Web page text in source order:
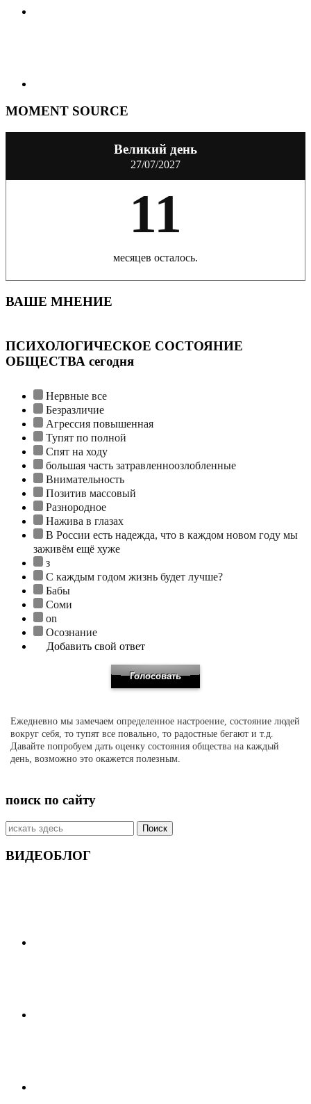
MOMENT SOURCE
Великий день
27/07/2027
11
месяцев осталось.
ВАШЕ МНЕНИЕ
ПСИХОЛОГИЧЕСКОЕ СОСТОЯНИЕ
ОБЩЕСТВА сегодня
Нервные все
Безразличие
Агрессия повышенная
Тупят по полной
Спят на ходу
большая часть затравленноозлобленные
Внимательность
Позитив массовый
Разнородное
Нажива в глазах
В России есть надежда, что в каждом новом году мы
заживём ещё хуже
з
С каждым годом жизнь будет лучше?
Бабы
Соми
on
Осознание
Добавить свой ответ
Ежедневно мы замечаем определенное настроение, состояние людей
вокруг себя, то тупят все повально, то радостные бегают и т.д.
Давайте попробуем дать оценку состояния общества на каждый
день, возможно это окажется полезным.
поиск по сайту
Искать:
ВИДЕОБЛОГ